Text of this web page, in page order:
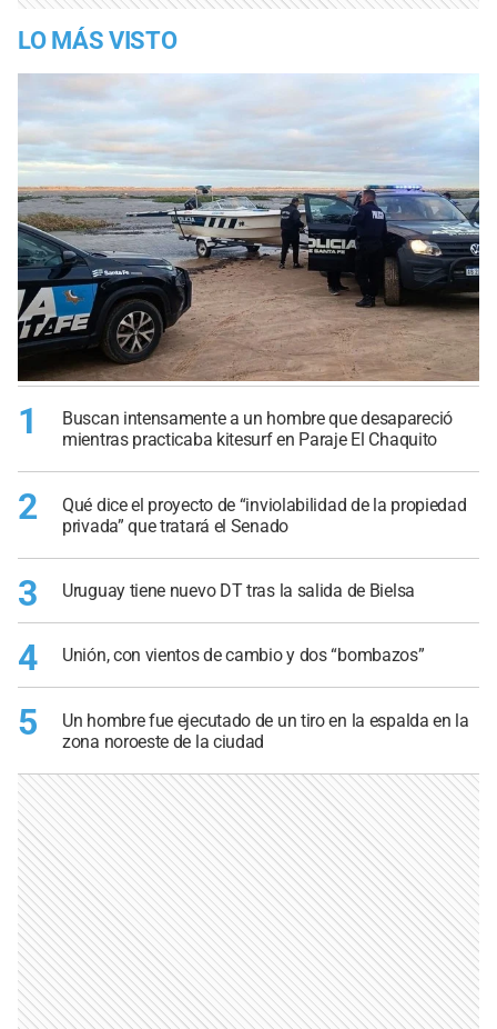
LO MÁS VISTO
1
Buscan intensamente a un hombre que desapareció
mientras practicaba kitesurf en Paraje El Chaquito
2
Qué dice el proyecto de “inviolabilidad de la propiedad
privada” que tratará el Senado
3 Uruguay tiene nuevo DT tras la salida de Bielsa
4 Unión, con vientos de cambio y dos “bombazos”
5
Un hombre fue ejecutado de un tiro en la espalda en la
zona noroeste de la ciudad